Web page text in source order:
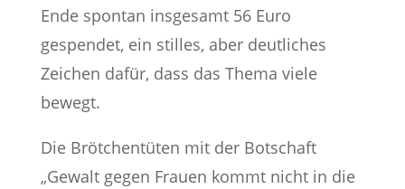
Ende spontan insgesamt 56 Euro
gespendet, ein stilles, aber deutliches
Zeichen dafür, dass das Thema viele
bewegt.
Die Brötchentüten mit der Botschaft
„Gewalt gegen Frauen kommt nicht in die